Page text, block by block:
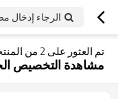
الرجاء إدخال
تم العثور على 2 من
مشاهدة التخصيص